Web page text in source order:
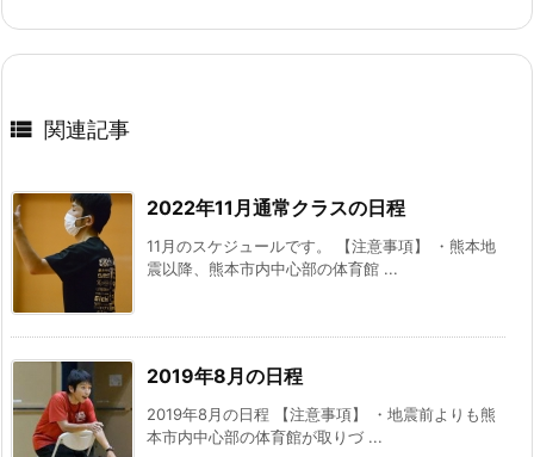
 関連記事
2022年11月通常クラスの日程
11月のスケジュールです。 【注意事項】 ・熊本地
震以降、熊本市内中心部の体育館 ...
2019年8月の日程
2019年8月の日程 【注意事項】 ・地震前よりも熊
本市内中心部の体育館が取りづ ...